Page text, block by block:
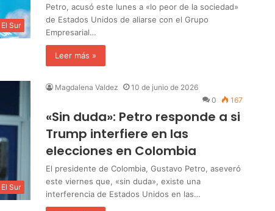
El Sur
Petro, acusó este lunes a «lo peor de la sociedad»
de Estados Unidos de aliarse con el Grupo
Empresarial…
Leer más »
El Sur
Magdalena Valdez
10 de junio de 2026
0
167
«Sin duda»: Petro responde a si
Trump interfiere en las
elecciones en Colombia
El presidente de Colombia, Gustavo Petro, aseveró
este viernes que, «sin duda», existe una
interferencia de Estados Unidos en las…